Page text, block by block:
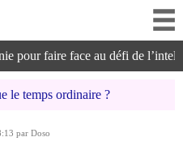
faire face au défi de
le temps ordinaire ?
par Doso